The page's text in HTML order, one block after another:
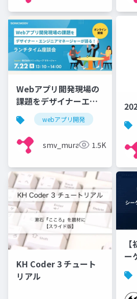
Webアプリ開発現場の
課題をデザイナーエン
ジニアマネージャーが
語る！
webアプリ開発
smv_murakami1.5K
KH Coder 3 チュート
リアル
ー
方